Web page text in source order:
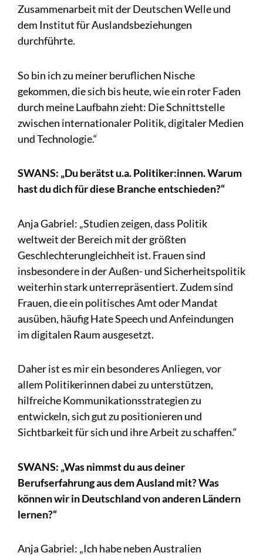
Zusammenarbeit mit der Deutschen Welle und
dem Institut für Auslandsbeziehungen
durchführte.
So bin ich zu meiner beruflichen Nische
gekommen, die sich bis heute, wie ein roter Faden
durch meine Laufbahn zieht: Die Schnittstelle
zwischen internationaler Politik, digitaler Medien
und Technologie.“
SWANS: „Du berätst u.a. Politiker:innen. Warum
hast du dich für diese Branche entschieden?“
Anja Gabriel: „Studien zeigen, dass Politik
weltweit der Bereich mit der größten
Geschlechterungleichheit ist. Frauen sind
insbesondere in der Außen- und Sicherheitspolitik
weiterhin stark unterrepräsentiert. Zudem sind
Frauen, die ein politisches Amt oder Mandat
ausüben, häufig Hate Speech und Anfeindungen
im digitalen Raum ausgesetzt.
Daher ist es mir ein besonderes Anliegen, vor
allem Politikerinnen dabei zu unterstützen,
hilfreiche Kommunikationsstrategien zu
entwickeln, sich gut zu positionieren und
Sichtbarkeit für sich und ihre Arbeit zu schaffen.“
SWANS: „Was nimmst du aus deiner
Berufserfahrung aus dem Ausland mit? Was
können wir in Deutschland von anderen Ländern
lernen?“
Anja Gabriel: „Ich habe neben Australien